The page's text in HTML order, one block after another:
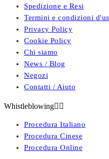
Spedizione e Resi
Termini e condizioni
Privacy Policy
Cookie Policy
Chi siamo
News / Blog
Negozi
Contatti / Aiuto
Whistleblowing 
Procedura Italiano
Procedura Cinese
Procedura Online